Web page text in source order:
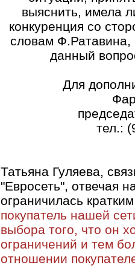
выяснить, имела
конкуренция со
словам
данный
Для
тел.:
Татьяна Гуляева,
"Евросеть", отвечая
ограничилась
покупатель нашей
выбора того, что он
ограничений и тем
отношении